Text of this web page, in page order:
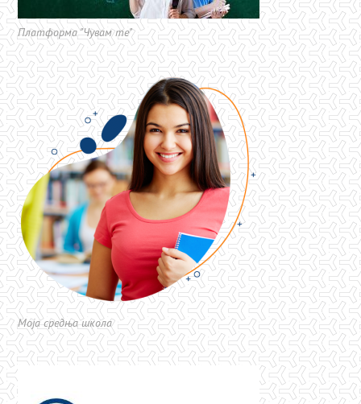
Платформа "Чувам те"
Моја средња школа